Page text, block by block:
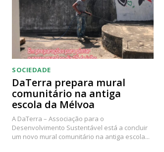
SOCIEDADE
DaTerra prepara mural
comunitário na antiga
escola da Mélvoa
A DaTerra – Associação para o
Desenvolvimento Sustentável está a concluir
um novo mural comunitário na antiga escola...